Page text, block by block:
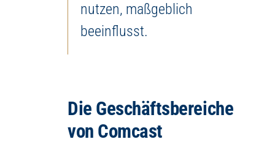
nutzen, maßgeblich
beeinflusst.
Die Geschäftsbereiche
von Comcast